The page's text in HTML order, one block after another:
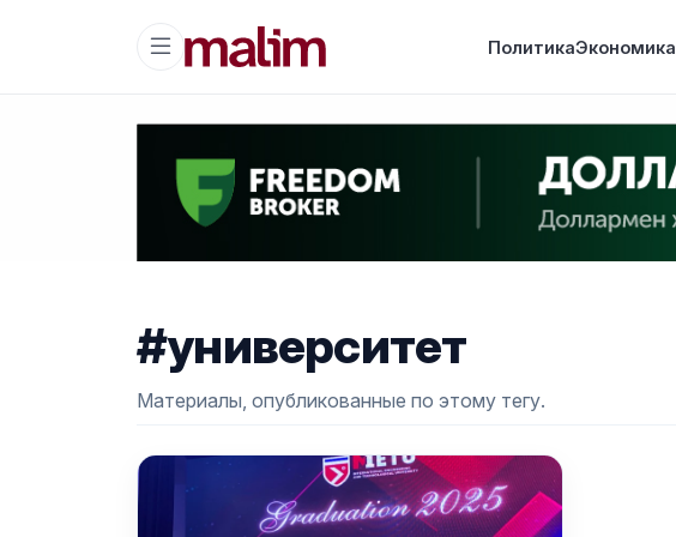
ПолитикаЭкономика
#университет
Материалы, опубликованные по этому тегу.